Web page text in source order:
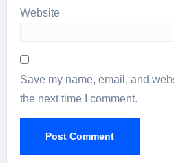
Website
Save my name, email, and
the next time I comment.